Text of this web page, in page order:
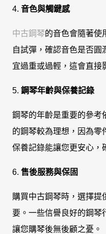
4. 音色與觸鍵感
中古鋼琴的音色會隨著使
自試彈，確認音色是否圓
宜過重或過輕，這會直接
5. 鋼琴年齡與保養記錄
鋼琴的年齡是重要的參考
的鋼琴較為理想，因為零
保養記錄能讓您更安心，
6. 售後服務與保固
購買中古鋼琴時，選擇提
要。一些信譽良好的鋼琴
讓您購琴後無後顧之憂。